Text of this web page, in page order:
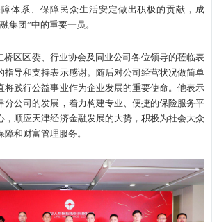
体系、保障民众生活安定做出积极的贡献，成
集团”中的重要一员。
区区委、行业协会及同业公司各位领导的莅临表
指导和支持表示感谢。随后对公司经营状况做简单
将践行公益事业作为企业发展的重要使命。他表示
分公司的发展，着力构建专业、便捷的保险服务平
，顺应天津经济金融发展的大势，积极为社会大众
和财富管理服务。